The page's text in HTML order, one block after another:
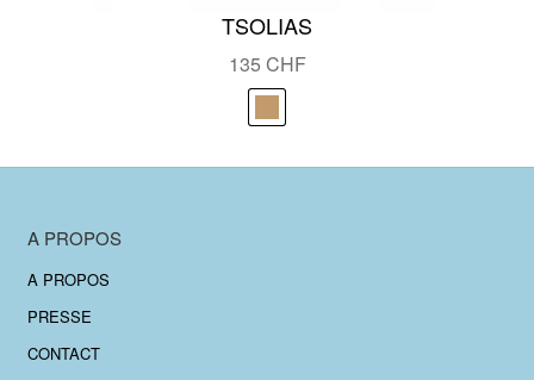
TSOLIAS
135 CHF
A PROPOS
A PROPOS
PRESSE
CONTACT